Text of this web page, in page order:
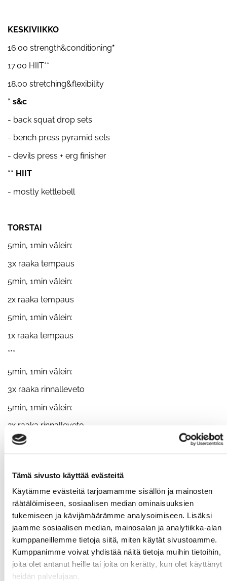
Tämä sivusto käyttää evästeitä
Käytämme evästeitä tarjoamamme sisällön ja mainosten
räätälöimiseen, sosiaalisen median ominaisuuksien
tukemiseen ja kävijämäärämme analysoimiseen. Lisäksi
jaamme sosiaalisen median, mainosalan ja analytiikka-alan
kumppaneillemme tietoja siitä, miten käytät sivustoamme.
Kumppanimme voivat yhdistää näitä tietoja muihin tietoihin,
joita olet antanut heille tai joita on kerätty, kun olet käyttänyt
heidän palvelujaan.
KESKIVIIKKO
16.00 strength&conditioning*
17.00 HIIT**
18.00 stretching&flexibility
* s&c
- back squat drop sets
- bench press pyramid sets
- devils press + erg finisher
** HIIT
- mostly kettlebell
TORSTAI
5min, 1min välein:
3x raaka tempaus
5min, 1min välein:
2x raaka tempaus
5min, 1min välein:
1x raaka tempaus
***
5min, 1min välein:
3x raaka rinnalleveto
5min, 1min välein:
2x raaka rinnalleveto
5min, 1min välein:
PERJANTAI
1.min juoksu tai pyörä
2.min 2-4x TGU
3.min hiihto tai soutu
4.min 4-8x hindupunnerrus